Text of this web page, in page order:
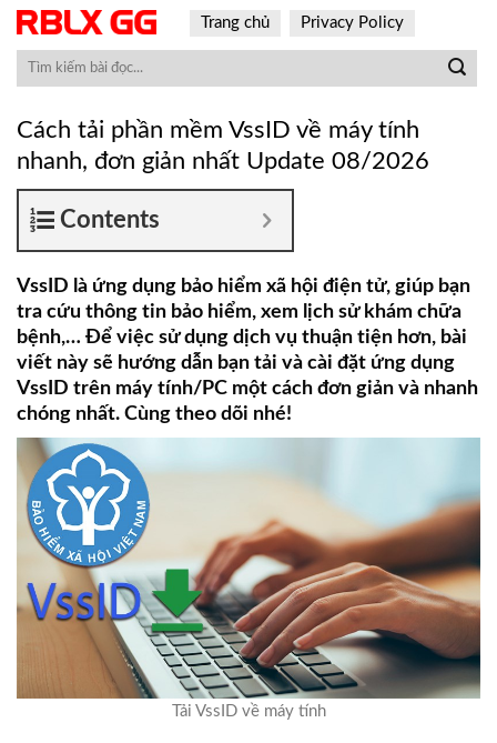
Skip
content
Trang chủ Privacy Policy
Cách tải phần mềm VssID về máy tính
nhanh, đơn giản nhất Update 08/2026
Contents
VssID là ứng dụng bảo hiểm xã hội điện tử, giúp bạn
tra cứu thông tin bảo hiểm, xem lịch sử khám chữa
bệnh,… Để việc sử dụng dịch vụ thuận tiện hơn, bài
viết này sẽ hướng dẫn bạn tải và cài đặt ứng dụng
VssID trên máy tính/PC một cách đơn giản và nhanh
chóng nhất. Cùng theo dõi nhé!
Tải VssID về máy tính